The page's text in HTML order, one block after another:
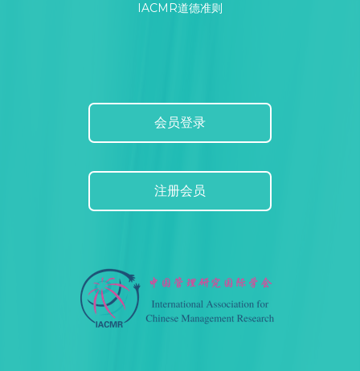
IACMR道德准则
会员登录
注册会员